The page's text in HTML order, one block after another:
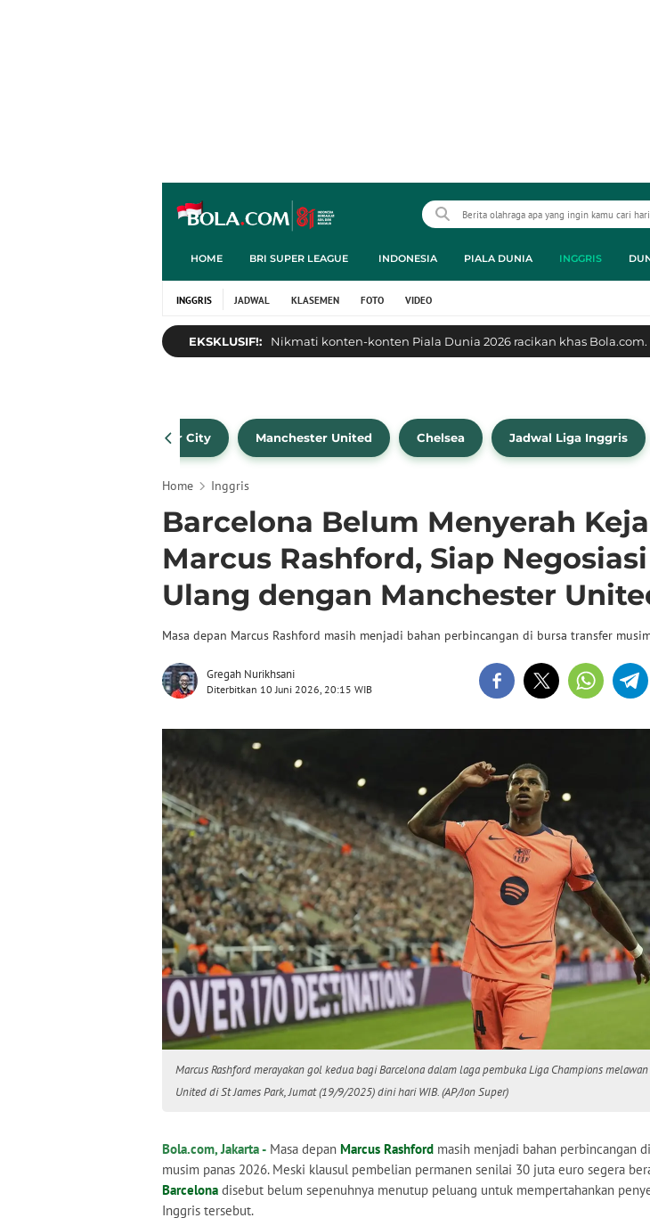
HOME BRI SUPER LEAGUE INDONESIA PIALA DUNIA INGGRIS
INGGRIS JADWAL KLASEMEN FOTO VIDEO
EKSKLUSIF!: Nikmati konten-konten Piala Dunia 2026 racikan khas
Manchester City Manchester United Chelsea Jadwal Liga Inggris
Home Inggris
Barcelona Belum Menyerah
Marcus Rashford, Siap Negosiasi
Ulang dengan Manchester
Masa depan Marcus Rashford masih menjadi bahan perbincangan di bursa transfer
Gregah Nurikhsani
Diterbitkan 10 Juni 2026, 20:15 WIB
Marcus Rashford merayakan gol kedua bagi Barcelona dalam laga pembuka Liga Champions
United di St James Park, Jumat (19/9/2025) dini hari WIB. (AP/Jon Super)
Bola.com, Jakarta - Masa depan Marcus Rashford masih menjadi bahan perbincangan
musim panas 2026. Meski klausul pembelian permanen senilai 30 juta euro segera
Barcelona disebut belum sepenuhnya menutup peluang untuk mempertahankan
Inggris tersebut.